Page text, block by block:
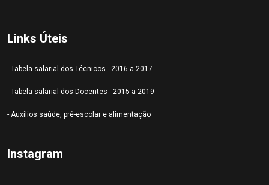
Links Úteis
- Tabela salarial dos Técnicos - 2016 a 2017
- Tabela salarial dos Docentes - 2015 a 2019
- Auxílios saúde, pré-escolar e alimentação
Instagram